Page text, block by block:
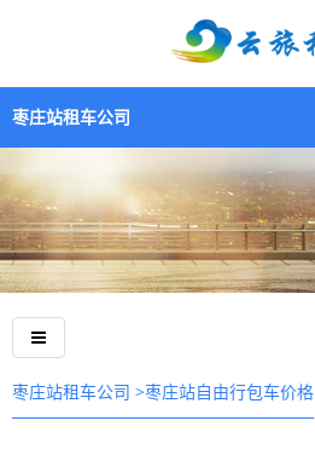
枣庄站租车公司
枣庄站租车公司 >枣庄站自由行包车价格